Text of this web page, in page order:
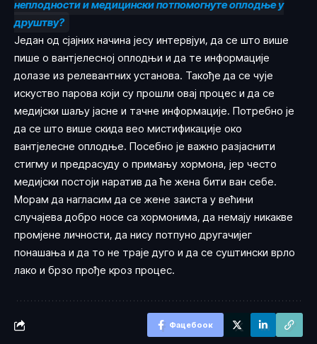
неплодности и медицински потпомогнуте оплодње у
друштву?
Један од сјајних начина јесу интервјуи, да се што више
пише о вантјелесној оплодњи и да те информације
долазе из релевантних установа. Такође да се чује
искуство парова који су прошли овај процес и да се
медијски шаљу јасне и тачне информације. Потребно је
да се што више скида вео мистификације око
вантјелесне оплодње. Посебно је важно разјаснити
стигму и предрасуду о примању хормона, јер често
медијски постоји наратив да ће жена бити ван себе.
Морам да нагласим да се жене заиста у већини
случајева добро носе са хормонима, да немају никакве
промјене личности, да нису потпуно другачијег
понашања и да то не траје дуго и да се суштински врло
лако и брзо прође кроз процес.
Фацебоок